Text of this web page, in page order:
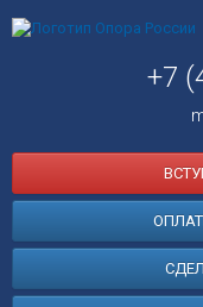
+7